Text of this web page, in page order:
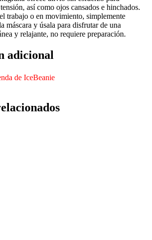
así como ojos cansados e hinchados.
trabajo o en movimiento, simplemente
máscara y úsala para disfrutar de una
y relajante, no requiere preparación.
adicional
de IceBeanie